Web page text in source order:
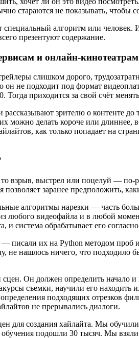
стараются не показывать, чтобы
алгоритм или человек.
презентуют содержание.
и онлайн-
слишком дорого,
он не подходит под формат
приходится за свой счёт
зрителю о контенте до
можно делать короче или длиннее,
как только попадает на
взрыв, выстрел или поцелуй —
позволяет заранее предположить,
алгоритмы нарезки — часть
любого видеофайла и в любой
и система обрабатывает его
писали их на Python методом проб
не нашлось ничего, что подходило
Он должен определить начало
съемки, научили его
подходящих отрезков
не прерывались диалоги.
для создания хайлайта. Мы
обучения подошли 30 тысяч. Мы